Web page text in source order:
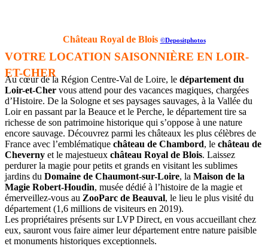
Château Royal de Blois ©Depositphotos
VOTRE LOCATION SAISONNIÈRE EN LOIR-
ET-CHER
Au cœur de la Région Centre-Val de Loire, le département du
Loir-et-Cher vous attend pour des vacances magiques, chargées
d’Histoire. De la Sologne et ses paysages sauvages, à la Vallée du
Loir en passant par la Beauce et le Perche, le département tire sa
richesse de son patrimoine historique qui s’oppose à une nature
encore sauvage. Découvrez parmi les châteaux les plus célèbres de
France avec l’emblématique château de Chambord, le château de
Cheverny et le majestueux château Royal de Blois. Laissez
perdurer la magie pour petits et grands en visitant les sublimes
jardins du Domaine de Chaumont-sur-Loire, la Maison de la
Magie Robert-Houdin, musée dédié à l’histoire de la magie et
émerveillez-vous au ZooParc de Beauval, le lieu le plus visité du
département (1,6 millions de visiteurs en 2019).
Les propriétaires présents sur LVP Direct, en vous accueillant chez
eux, sauront vous faire aimer leur département entre nature paisible
et monuments historiques exceptionnels.